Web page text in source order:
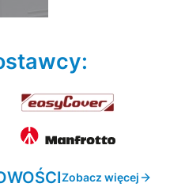
Zobacz więcej